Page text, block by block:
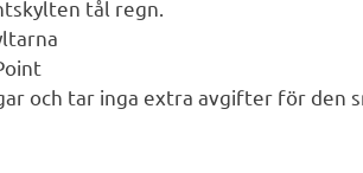
tål regn.
och tar inga extra avgifter för den